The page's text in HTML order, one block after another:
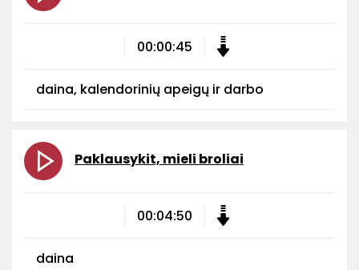
00:00:45
daina, kalendorinių apeigų ir darbo
Paklausykit, mieli broliai
00:04:50
daina